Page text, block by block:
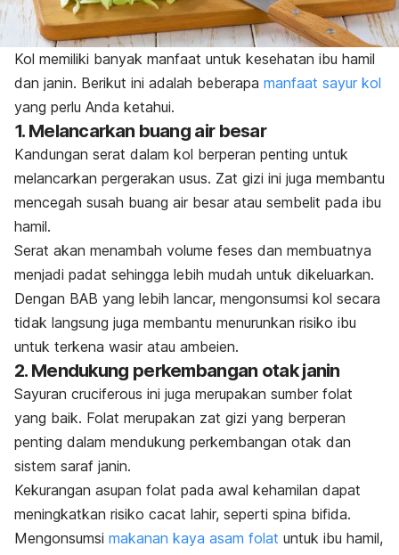
Kol memiliki banyak manfaat untuk kesehatan ibu hamil
dan janin. Berikut ini adalah beberapa manfaat sayur kol
yang perlu Anda ketahui.
1. Melancarkan buang air besar
Kandungan serat dalam kol berperan penting untuk
melancarkan pergerakan usus. Zat gizi ini juga membantu
mencegah susah buang air besar atau sembelit pada ibu
hamil.
Serat akan menambah volume feses dan membuatnya
menjadi padat sehingga lebih mudah untuk dikeluarkan.
Dengan BAB yang lebih lancar, mengonsumsi kol secara
tidak langsung juga membantu menurunkan risiko ibu
untuk terkena wasir atau ambeien.
2. Mendukung perkembangan otak janin
Sayuran cruciferous ini juga merupakan sumber folat
yang baik. Folat merupakan zat gizi yang berperan
penting dalam mendukung perkembangan otak dan
sistem saraf janin.
Kekurangan asupan folat pada awal kehamilan dapat
meningkatkan risiko cacat lahir, seperti spina bifida.
Mengonsumsi makanan kaya asam folat untuk ibu hamil,